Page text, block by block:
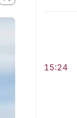
15:24